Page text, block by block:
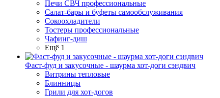
Печи СВЧ профессиональные
Салат-бары и буфеты самообслуживания
Сокоохладители
Тостеры профессиональные
Чафинг-диш
Ещё 1
Фаст-фуд и закусочные - шаурма хот-доги сэндвич
Витрины тепловые
Блинницы
Грили для хот-догов